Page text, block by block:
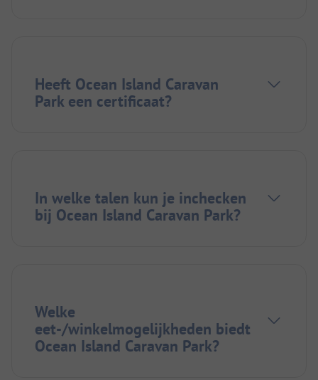
Heeft Ocean Island Caravan
Park een certificaat?
In welke talen kun je inchecken
bij Ocean Island Caravan Park?
Welke
eet-/winkelmogelijkheden biedt
Ocean Island Caravan Park?